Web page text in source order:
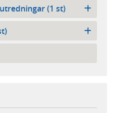
(1 st)